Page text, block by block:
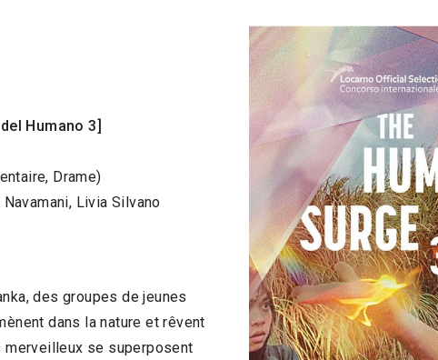
Humano 3]
Drame)
Livia Silvano
des groupes de jeunes
dans la nature et rêvent
merveilleux se superposent